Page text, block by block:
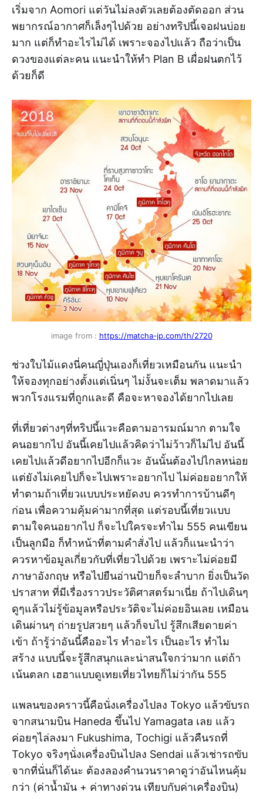
เริ่มจาก Aomori แต่วันไม่ลงตัวเลยต้องตัดออก ส่วน
พยากรณ์อากาศก็เล็งๆไปด้วย อย่างทริปนี้เจอฝนบ่อย
มาก แต่ก็ทำอะไรไม่ได้ เพราะจองไปแล้ว ถือว่าเป็น
ดวงของแต่ละคน แนะนำให้ทำ Plan B เผื่อฝนตกไว้
ด้วยก็ดี
image from : https://matcha-jp.com/th/2720
ช่วงใบไม้แดงนี่คนญี่ปุ่นเองก็เที่ยวเหมือนกัน แนะนำ
ให้จองทุกอย่างตั้งแต่เนิ่นๆ ไม่งั้นจะเต็ม พลาดมาแล้ว
พวกโรงแรมที่ถูกและดี คือจะหาจองได้ยากไปเลย
ที่เที่ยวต่างๆที่ทริปนี้แวะคือตามอารมณ์มาก ตามใจ
คนอยากไป อันนี้เคยไปแล้วคิดว่าไม่ว้าวก็ไม่ไป อันนี้
เคยไปแล้วดีอยากไปอีกก็แวะ อันนั้นต้องไปไกลหน่อย
แต่ยังไม่เคยไปก็จะไปเพราะอยากไป ไม่ค่อยอยากให้
ทำตามถ้าเที่ยวแบบประหยัดงบ ควรทำการบ้านดีๆ
ก่อน เพื่อความคุ้มค่ามากที่สุด แต่รอบนี้เที่ยวแบบ
ตามใจคนอยากไป ก็จะไปใครจะทำไม 555 คนเขียน
เป็นลูกมือ ก็ทำหน้าที่ตามคำสั่งไป แล้วก็แนะนำว่า
ควรหาข้อมูลเกี่ยวกับที่เที่ยวไปด้วย เพราะไม่ค่อยมี
ภาษาอังกฤษ หรือไปยืนอ่านป้ายก็จะลำบาก ยิ่งเป็นวัด
ปราสาท ที่มีเรื่องราวประวัติศาสตร์มาเนี่ย ถ้าไปเดินๆ
ดูๆแล้วไม่รู้ข้อมูลหรือประวัติจะไม่ค่อยอินเลย เหมือน
เดินผ่านๆ ถ่ายรูปสวยๆ แล้วก็จบไป รู้สึกเสียดายค่า
เข้า ถ้ารู้ว่าอันนี้คืออะไร ทำอะไร เป็นอะไร ทำไม
สร้าง แบบนี้จะรู้สึกสนุกและน่าสนใจกว่ามาก แต่ถ้า
เน้นตลก เฮฮาแบบดูเทยเที่ยวไทยก็ไม่ว่ากัน 555
แพลนของคราวนี้คือนั่งเครื่องไปลง Tokyo แล้วขับรถ
จากสนามบิน Haneda ขึ้นไป Yamagata เลย แล้ว
ค่อยๆไล่ลงมา Fukushima, Tochigi แล้วคืนรถที่
Tokyo จริงๆนั่งเครื่องบินไปลง Sendai แล้วเช่ารถขับ
จากที่นั่นก็ได้นะ ต้องลองคำนวนราคาดูว่าอันไหนคุ้ม
กว่า (ค่าน้ำมัน + ค่าทางด่วน เทียบกับค่าเครื่องบิน)